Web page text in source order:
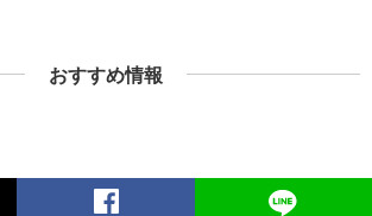
おすすめ情報